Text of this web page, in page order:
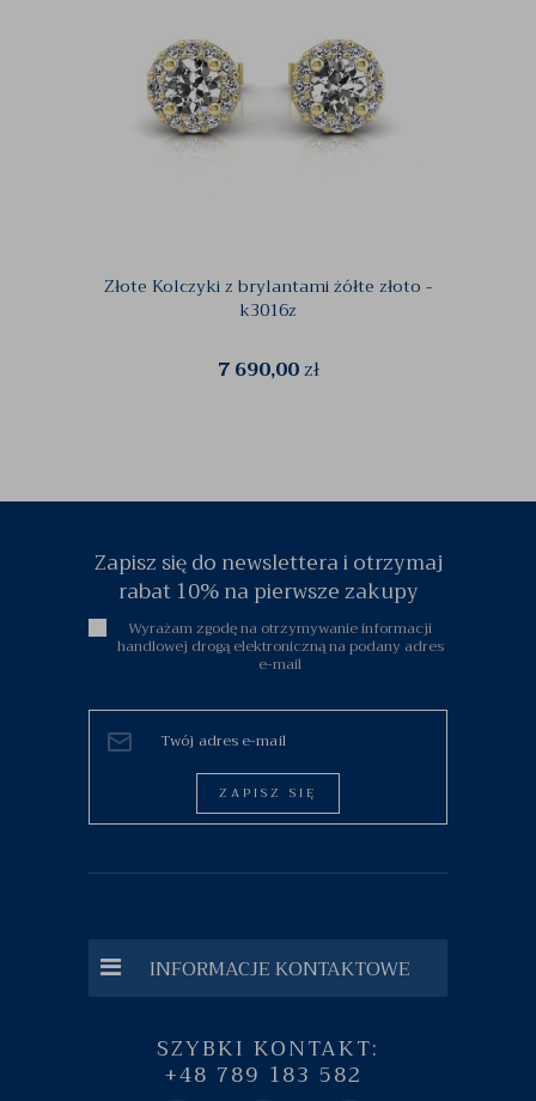
Złote Kolczyki z brylantami żółte złoto -
k3016z
7 690,00zł
Zapisz się do newslettera i otrzymaj
rabat 10% na pierwsze zakupy
Wyrażam zgodę na otrzymywanie informacji
handlowej drogą elektroniczną na podany adres
e-mail
ZAPISZ SIĘ
INFORMACJE KONTAKTOWE
SZYBKI KONTAKT:
+48 789 183 582